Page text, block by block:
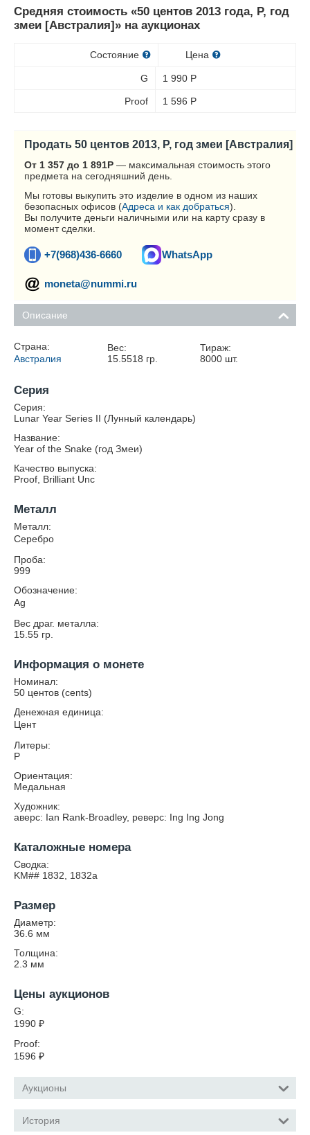
Средняя стоимость «50 центов 2013 года, P, год
змеи [Австралия]» на аукционах
Состояние Цена
G 1 990 Р
Proof 1 596 Р
Продать 50 центов 2013, P, год змеи [Австралия]
От 1 357 до 1 891Р — максимальная стоимость этого
предмета на сегодняшний день.
Мы готовы выкупить это изделие в одном из наших
безопасных офисов (Адреса и как добраться).
Вы получите деньги наличными или на карту сразу в
момент сделки.
+7(968)436-6660 WhatsApp
moneta@nummi.ru
Описание
Страна:
Австралия
Вес:
15.5518 гр.
Тираж:
8000 шт.
Серия
Серия:
Lunar Year Series II (Лунный календарь)
Название:
Year of the Snake (год Змеи)
Качество выпуска:
Proof, Brilliant Unc
Металл
Металл:
Серебро
Проба:
999
Обозначение:
Ag
Вес драг. металла:
15.55 гр.
Информация о монете
Номинал:
50 центов (cents)
Денежная единица:
Цент
Литеры:
P
Ориентация:
Медальная
Художник:
аверс: Ian Rank-Broadley, реверс: Ing Ing Jong
Каталожные номера
Сводка:
KM## 1832, 1832а
Размер
Диаметр:
36.6 мм
Толщина:
2.3 мм
Цены аукционов
G:
1990 ₽
Proof:
1596 ₽
Аукционы
История